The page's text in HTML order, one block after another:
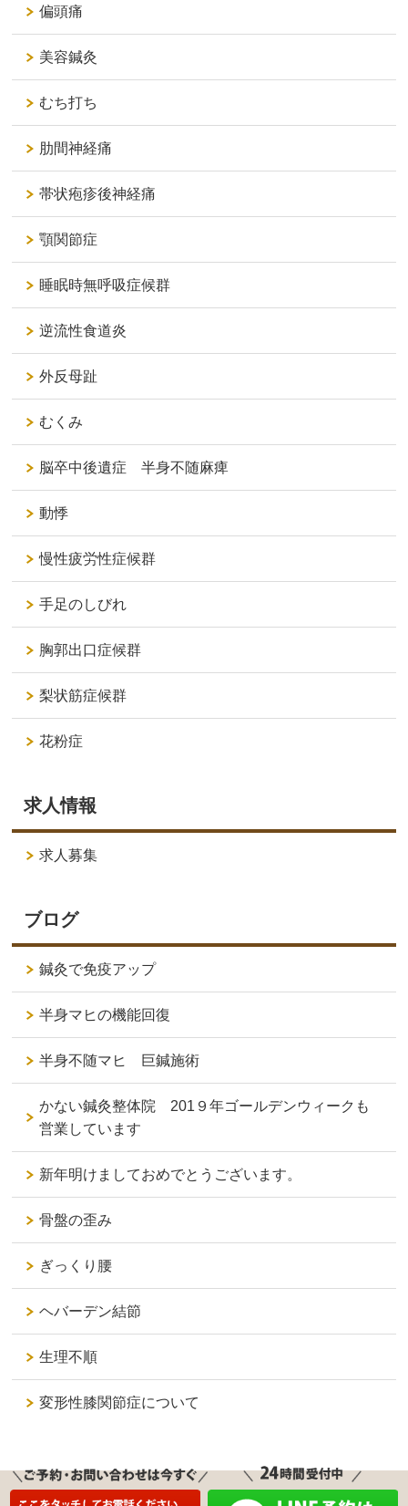
偏頭痛
美容鍼灸
むち打ち
肋間神経痛
帯状疱疹後神経痛
顎関節症
睡眠時無呼吸症候群
逆流性食道炎
外反母趾
むくみ
脳卒中後遺症 半身不随麻痺
動悸
慢性疲労性症候群
手足のしびれ
胸郭出口症候群
梨状筋症候群
花粉症
求人情報
求人募集
ブログ
鍼灸で免疫アップ
半身マヒの機能回復
半身不随マヒ 巨鍼施術
かない鍼灸整体院 201９年ゴールデンウィークも
営業しています
新年明けましておめでとうございます。
骨盤の歪み
ぎっくり腰
ヘバーデン結節
生理不順
変形性膝関節症について